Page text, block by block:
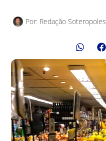
Por: Redação Soteropoles